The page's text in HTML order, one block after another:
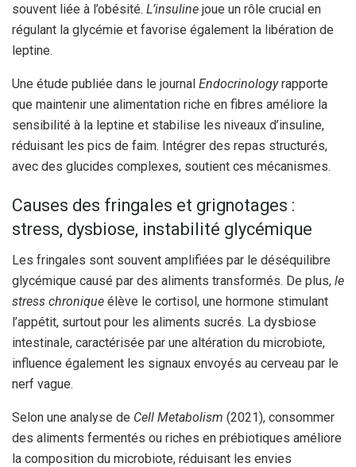
souvent liée à l’obésité. L’insuline joue un rôle crucial en
régulant la glycémie et favorise également la libération de
leptine.
Une étude publiée dans le journal Endocrinologyrapporte
que maintenir une alimentation riche en fibres améliore la
sensibilité à la leptine et stabilise les niveaux d’insuline,
réduisant les pics de faim. Intégrer des repas structurés,
avec des glucides complexes, soutient ces mécanismes.
Causes des fringales et grignotages :
stress, dysbiose, instabilité glycémique
Les fringales sont souvent amplifiées par le déséquilibre
glycémique causé par des aliments transformés. De plus, le
stress chronique élève le cortisol, une hormone stimulant
l’appétit, surtout pour les aliments sucrés. La dysbiose
intestinale, caractérisée par une altération du microbiote,
influence également les signaux envoyés au cerveau par le
nerf vague.
Selon une analyse de Cell Metabolism (2021), consommer
des aliments fermentés ou riches en prébiotiques améliore
la composition du microbiote, réduisant les envies